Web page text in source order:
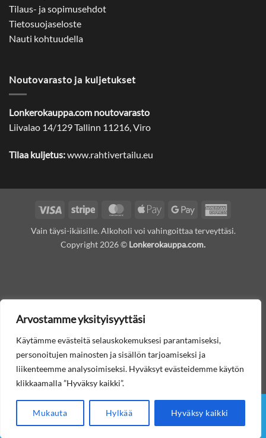
Arvostamme yksityisyyttäsi
Käytämme evästeitä selauskokemuksesi parantamiseksi,
personoitujen mainosten ja sisällön tarjoamiseksi ja
liikenteemme analysoimiseksi. Hyväksyt evästeidemme käytön
klikkaamalla ”Hyväksy kaikki”.
Mukauta Hylkää Hyväksy kaikki
Tilaus- ja sopimusehdot
Tietosuojaseloste
Nauti kohtuudella
Noutovarasto ja kuljetukset
Lonkerokauppa.com noutovarasto
Liivalao 14/129 Tallinn 11216, Viro
Tilaa kuljetus:www.rahtivertailu.eu
Visa Stripe MasterCardApple
Google
Vain täysi-ikäisille. Alkoholi voi vahingoittaa terveyttäsi.
Copyright 2026 © Lonkerokauppa.com.
Etusivu Lonkerot Muut juomat Tilausohjeet